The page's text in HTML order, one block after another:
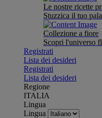
Le nostre ricette
Stuzzica il tuo
Collezione a fiore
Scopri l'universo
Registrati
Lista dei desideri
Registrati
Lista dei desideri
Regione
ITALIA
Lingua
Lingua